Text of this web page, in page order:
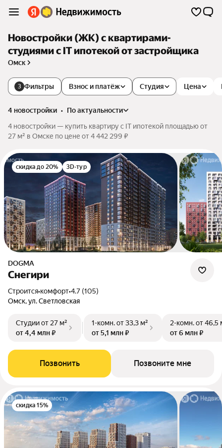
Новостройки (ЖК) с квартирами-
студиями с IT ипотекой от застройщика
Омск
3 Фильтры Цена
Взнос и платёж Студия
4 новостройки •
по актуальности
4 новостройки — купить квартиру с IT ипотекой площадью от
27 м² в Омске по цене от 4 442 299 ₽
скидка до 20% 3D-тур
DOGMA
Снегири
Строится•комфорт•4.7 (105)
Омск, ул. Светловская
Студииот 27 м²
от 4,4 млн ₽
1-комн.от 33,3 м²
от 5,1 млн ₽
2-комн.от 46,5
от 6 млн ₽
Позвонить Позвоните мне
скидка 15%